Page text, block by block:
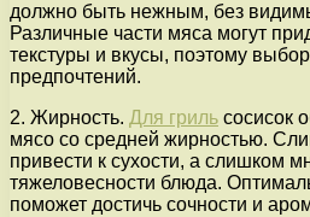
должно быть нежным, без
Различные части мяса могут
текстуры и вкусы, поэтому
предпочтений.
2. Жирность. Для гриль сосисок
мясо со средней жирностью.
привести к сухости, а слишком
тяжеловесности блюда.
поможет достичь сочности и